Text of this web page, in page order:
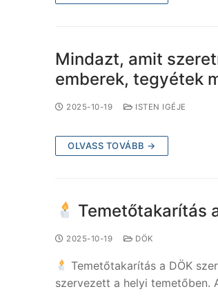
Mindazt, amit
emberek, tegyétek
2025-10-19 ISTEN IGÉJE
OLVASS TOVÁBB →
Temetőtakarítás
2025-10-19 DÖK
Temetőtakarítás a DÖK
szervezett a helyi